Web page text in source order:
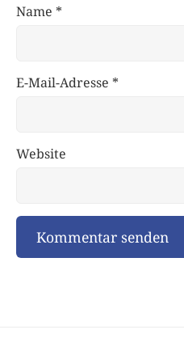
Name *
E-Mail-Adresse *
Website